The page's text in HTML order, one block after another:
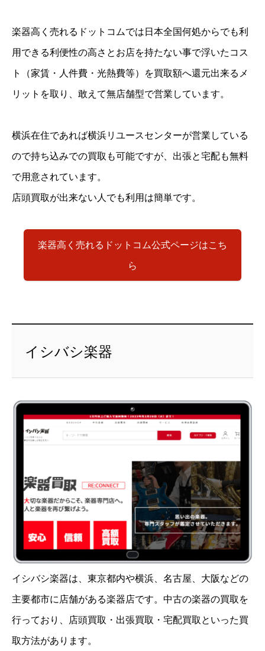
楽器高く売れるドットコムでは日本全国何処からでも利
用できる利便性の高さとお店を持たない事で浮いたコス
ト（家賃・人件費・光熱費等）を買取額へ還元出来るメ
リットを取り、敢えて無店舗型で営業しています。
横浜在住であれば横浜リユースセンターが営業している
ので持ち込みでの買取も可能ですが、出張と宅配も無料
で用意されています。
店頭買取が出来ない人でも利用は簡単です。
楽器高く売れるドットコム公式ページはこち
ら
イシバシ楽器
イシバシ楽器は、東京都内や横浜、名古屋、大阪などの
主要都市に店舗がある楽器店です。中古の楽器の買取を
行っており、店頭買取・出張買取・宅配買取といった買
取方法があります。